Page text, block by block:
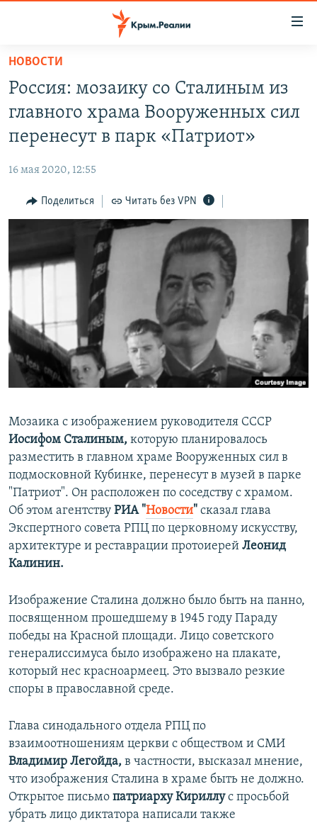
Вернуться
основному
содержанию
главной
Вернутся
11 ЛЕТ ОККУПАЦИИ КРЫМА. 11 ИСТОРИЙ СОПРОТИВЛЕНИЯ
ЕЩЕ
ИНТЕРАКТИВ
ТЕЛЕПРОЕКТ КРЫМ.РЕАЛИИ
СОВЕТЫ ПРАВОЗАЩИТНИКОВ
ПРОПАВШИЕ БЕЗ ВЕСТИ
ПОБЕДИТЕЛЕЙ НЕ СУДЯТ?
КРЫМ.НЕПОКОРЕННЫЙ
ELIFBE
РАДІО СВОБОДА
КАК ОБОЙТИ БЛОКИРОВКУ
Українською
ПРИСОЕДИНЯЙТЕСЬ!
Все сайты RFE/RL
НОВОСТИ
Россия: мозаику со Сталиным из
главного храма Вооруженных сил
перенесут в парк «Патриот»
16 мая 2020, 12:55
Поделиться Читать без VPN
Мозаика с изображением руководителя СССР
Иосифом Сталиным, которую планировалось
разместить в главном храме Вооруженных сил в
подмосковной Кубинке, перенесут в музей в парке
"Патриот". Он расположен по соседству с храмом.
Об этом агентству РИА "Новости" сказал глава
Экспертного совета РПЦ по церковному искусству,
архитектуре и реставрации протоиерей Леонид
Калинин.
Изображение Сталина должно было быть на панно,
посвященном прошедшему в 1945 году Параду
победы на Красной площади. Лицо советского
генералиссимуса было изображено на плакате,
который нес красноармеец. Это вызвало резкие
споры в православной среде.​
Глава синодального отдела РПЦ по
взаимоотношениям церкви с обществом и СМИ
Владимир Легойда, в частности, высказал мнение,
что изображения Сталина в храме быть не должно.
Открытое письмо патриарху Кириллус просьбой
убрать лицо диктатора написали также